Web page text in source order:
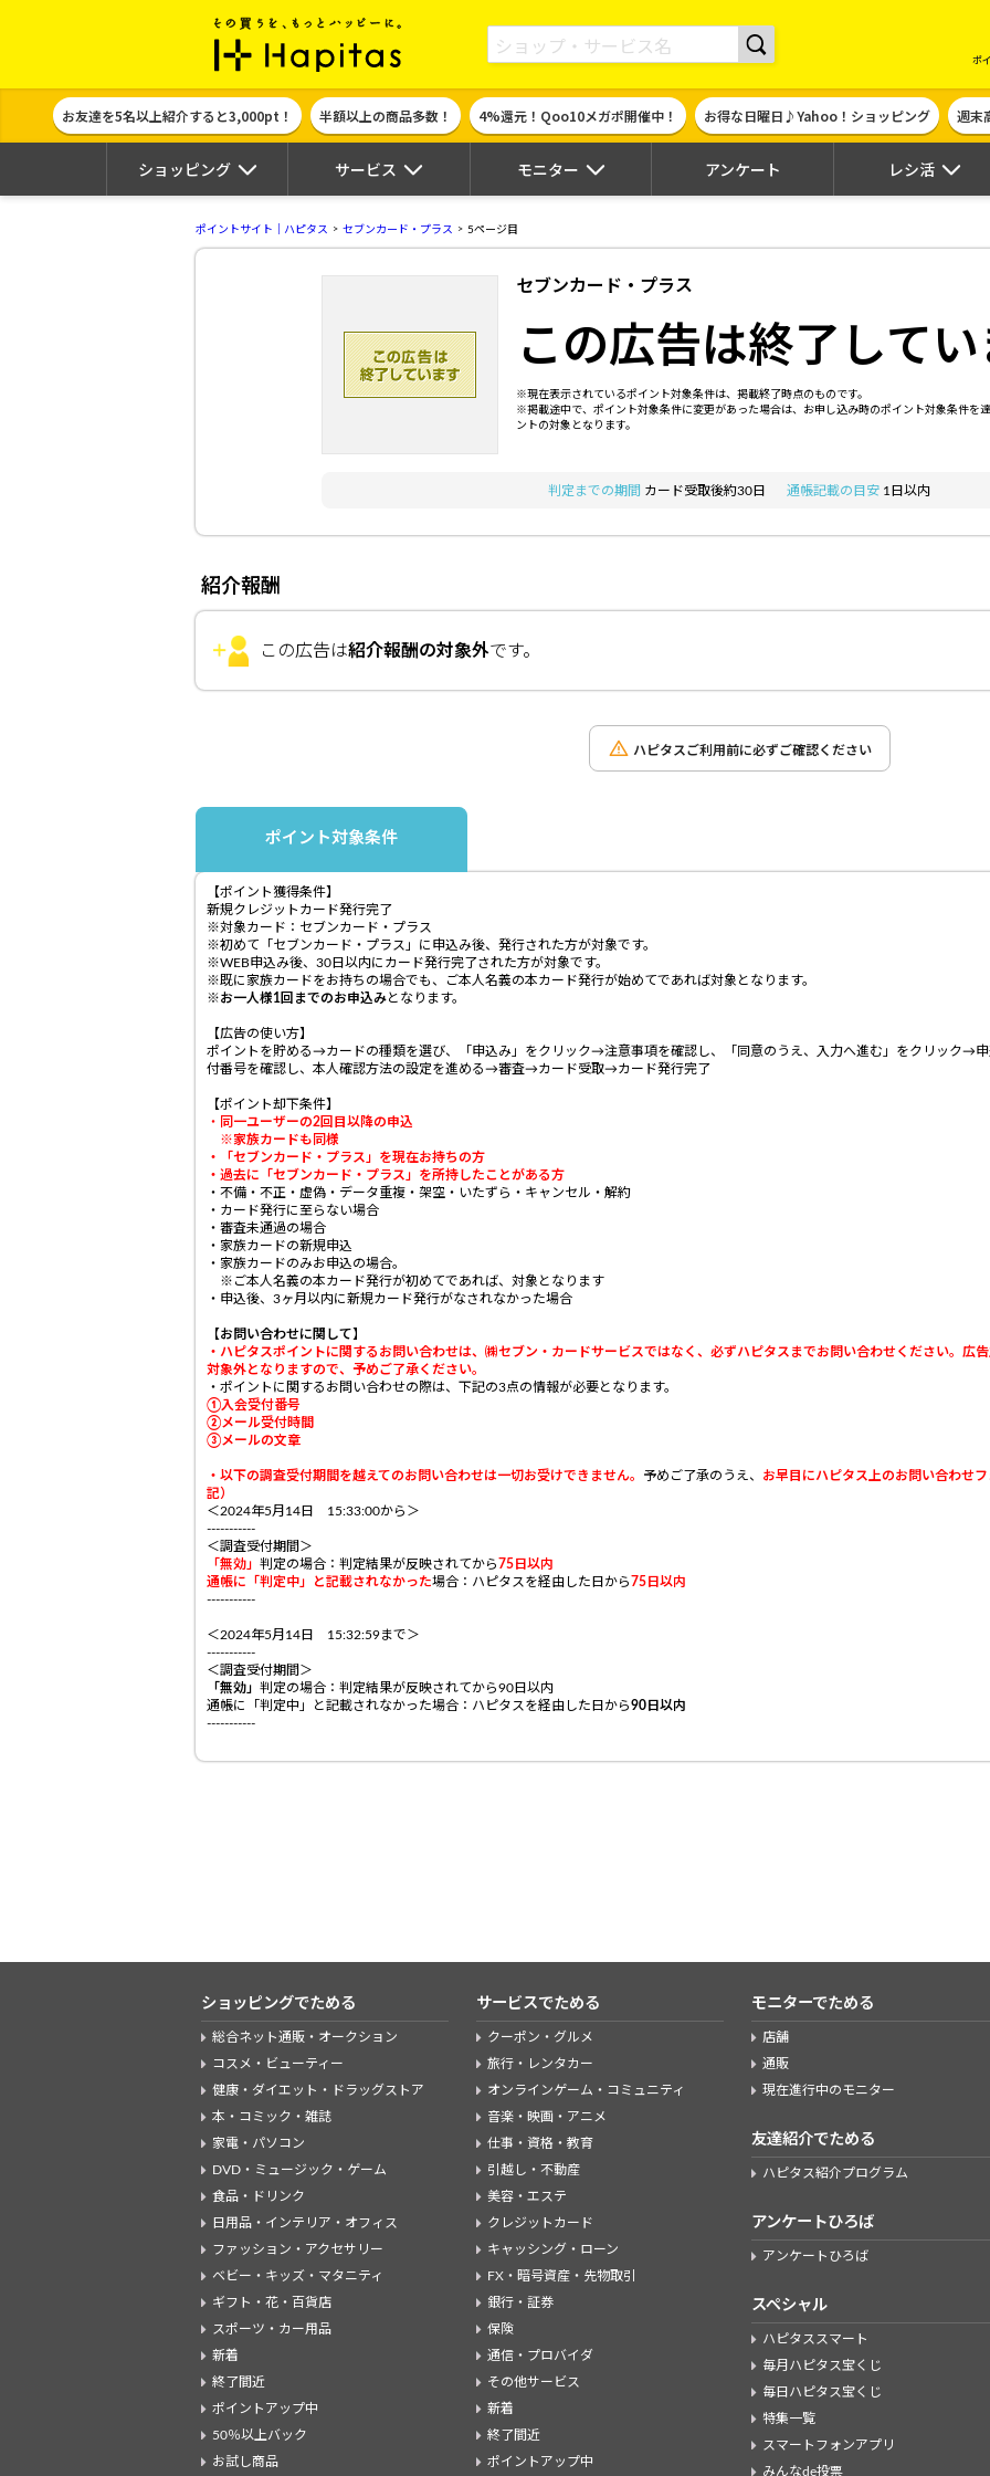
ポイント貯めて現金やギフト券に交換できるポイントサイト | ハピタス
ポ
お友達を5名以上紹介すると3,000pt！ 半額以上の商品多数！ 4%還元！Qoo10メガポ開催中！ お得な日曜日♪Yahoo！ショッピング 週末
ショッピング サービス モニター アンケート レシ活
ポイントサイト｜ハピタス セブンカード・プラス 5ページ目
セブンカード・プラス
この広告は終了してい
※現在表示されているポイント対象条件は、掲載終了時点のものです。
※掲載途中で、ポイント対象条件に変更があった場合は、お申し込み時のポイント対象条件を
ントの対象となります。
判定までの期間 カード受取後約30日 通帳記載の目安 1日以内
紹介報酬
この広告は紹介報酬の対象外です。
ハピタスご利用前に必ずご確認ください
ポイント対象条件
【ポイント獲得条件】
新規クレジットカード発行完了
※対象カード：セブンカード・プラス
※初めて「セブンカード・プラス」に申込み後、発行された方が対象です。
※WEB申込み後、30日以内にカード発行完了された方が対象です。
※既に家族カードをお持ちの場合でも、ご本人名義の本カード発行が始めてであれば対象となります。
※お一人様1回までのお申込みとなります。
【広告の使い方】
ポイントを貯める→カードの種類を選び、「申込み」をクリック→注意事項を確認し、「同意のうえ、入力へ進む」をクリック→
付番号を確認し、本人確認方法の設定を進める→審査→カード受取→カード発行完了
【ポイント却下条件】
・ 同一ユーザーの2回目以降の申込
※家族カードも同様
・「セブンカード・プラス」を現在お持ちの方
・過去に「セブンカード・プラス」を所持したことがある方
・不備・不正・虚偽・データ重複・架空・いたずら・キャンセル・解約
・カード発行に至らない場合
・審査未通過の場合
・家族カードの新規申込
・家族カードのみお申込の場合。
※ご本人名義の本カード発行が初めてであれば、対象となります
・申込後、3ヶ月以内に新規カード発行がなされなかった場合
【お問い合わせに関して】
・ハピタスポイントに関するお問い合わせは、㈱セブン・カードサービスではなく、必ずハピタスまでお問い合わせください。広
対象外となりますので、予めご了承ください。
・ポイントに関するお問い合わせの際は、下記の3点の情報が必要となります。
①入会受付番号
②メール受付時間
③メールの文章
・ 以下の調査受付期間を越えてのお問い合わせは一切お受けできません。 予めご了承のうえ、 お早目にハピタス上のお問い合わせ
記）
＜2024年5月14日 15:33:00から＞
-----------
＜調査受付期間＞
「無効」 判定の場合：判定結果が反映されてから 75 日以内
通帳に「判定中」と記載されなかった場合：ハピタスを経由した日から 75 日以内
-----------
＜2024年5月14日 15:32:59まで＞
-----------
＜調査受付期間＞
「無効」 判定の場合：判定結果が反映されてから90日以内
通帳に「判定中」と記載されなかった場合：ハピタスを経由した日から90 日以内
-----------
ショッピングでためる
総合ネット通販・オークション
コスメ・ビューティー
健康・ダイエット・ドラッグストア
本・コミック・雑誌
家電・パソコン
DVD・ミュージック・ゲーム
食品・ドリンク
日用品・インテリア・オフィス
ファッション・アクセサリー
ベビー・キッズ・マタニティ
ギフト・花・百貨店
スポーツ・カー用品
新着
終了間近
ポイントアップ中
50％以上バック
お試し商品
サービスでためる
クーポン・グルメ
旅行・レンタカー
オンラインゲーム・コミュニティ
音楽・映画・アニメ
仕事・資格・教育
引越し・不動産
美容・エステ
クレジットカード
キャッシング・ローン
FX・暗号資産・先物取引
銀行・証券
保険
通信・プロバイダ
その他サービス
新着
終了間近
ポイントアップ中
モニターでためる
店舗
通販
現在進行中のモニター
友達紹介でためる
ハピタス紹介プログラム
アンケートひろば
アンケートひろば
スペシャル
ハピタススマート
毎月ハピタス宝くじ
毎日ハピタス宝くじ
特集一覧
スマートフォンアプリ
みんなde投票